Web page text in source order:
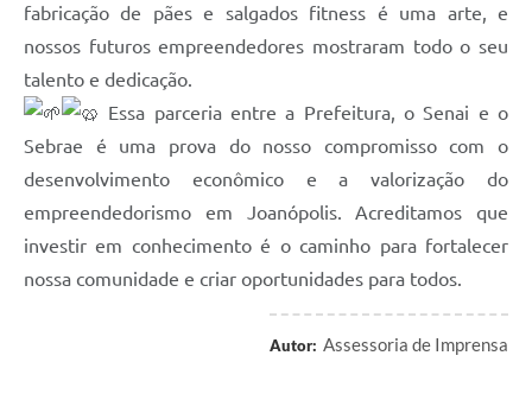
fabricação de pães e salgados fitness é uma arte, e
nossos futuros empreendedores mostraram todo o seu
talento e dedicação.
Essa parceria entre a Prefeitura, o Senai e o
Sebrae é uma prova do nosso compromisso com o
desenvolvimento econômico e a valorização do
empreendedorismo em Joanópolis. Acreditamos que
investir em conhecimento é o caminho para fortalecer
nossa comunidade e criar oportunidades para todos.
Autor: Assessoria de Imprensa